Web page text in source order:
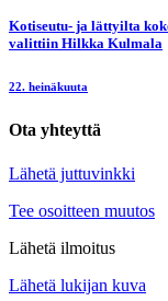
Kotiseutu- ja lättyilta
valittiin Hilkka Kulmala
22. heinäkuuta
Ota yhteyttä
Lähetä juttuvinkki
Tee osoitteen muutos
Lähetä ilmoitus
Lähetä lukijan kuva